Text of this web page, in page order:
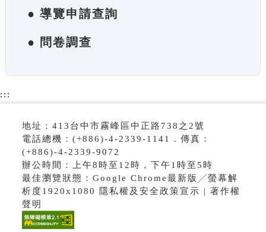
● 導覽申請查詢
● 問卷調查
:::
地址：413台中市霧峰區中正路738之2號
電話總機：(+886)-4-2339-1141．傳真：
(+886)-4-2339-9072
辦公時間：上午8時至12時，下午1時至5時
最佳瀏覽狀態：Google Chrome最新版╱螢幕解
析度1920x1080 隱私權及安全政策宣示 | 著作權
聲明